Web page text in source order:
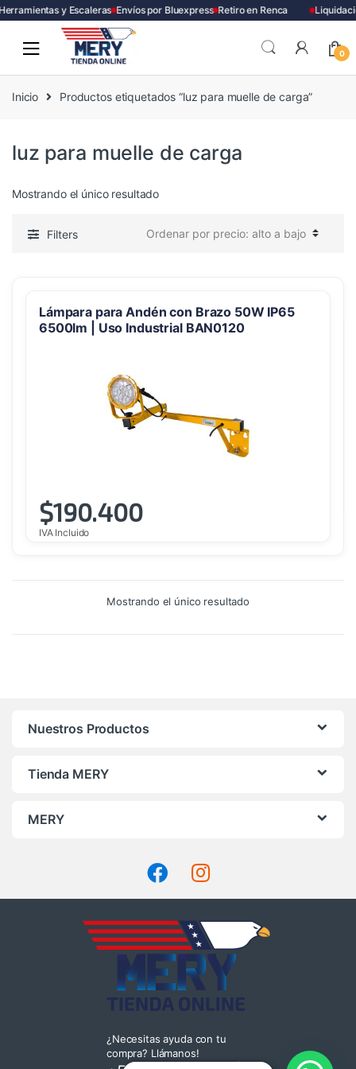
y Escaleras Envíos por Bluexpress Retiro en Renca
0
Inicio Productos etiquetados “luz para muelle de carga”
luz para muelle de carga
Mostrando el único resultado
Filters
Lámpara para Andén con Brazo 50W IP65
6500lm | Uso Industrial BAN0120
$190.400
IVA Incluido
Mostrando el único resultado
Nuestros Productos
Tienda MERY
MERY
¿Necesitas ayuda con tu
compra? Llámanos!